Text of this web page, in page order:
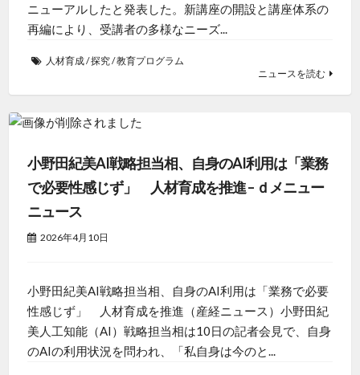
ニューアルしたと発表した。新講座の開設と講座体系の
再編により、受講者の多様なニーズ...
人材育成/探究/教育プログラム
ニュースを読む
小野田紀美AI戦略担当相、自身のAI利用は「業務
で必要性感じず」 人材育成を推進 – ｄメニュー
ニュース
2026年4月10日
小野田紀美AI戦略担当相、自身のAI利用は「業務で必要
性感じず」 人材育成を推進（産経ニュース）小野田紀
美人工知能（AI）戦略担当相は10日の記者会見で、自身
のAIの利用状況を問われ、「私自身は今のと...